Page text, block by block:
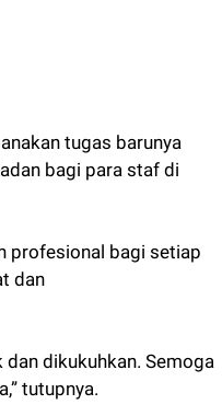
tugas barunya
bagi para staf di
profesional bagi setiap
dan
dikukuhkan. Semoga
tutupnya.